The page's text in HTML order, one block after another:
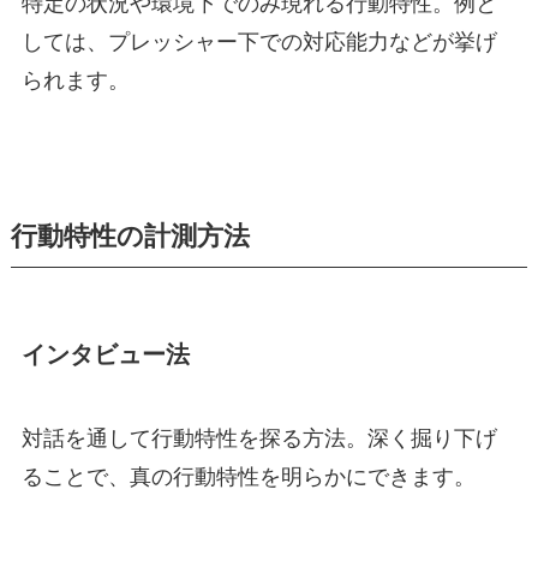
しては、プレッシャー下での対応能力などが挙げ
られます。
行動特性の計測方法
インタビュー法
対話を通して行動特性を探る方法。深く掘り下げ
ることで、真の行動特性を明らかにできます。